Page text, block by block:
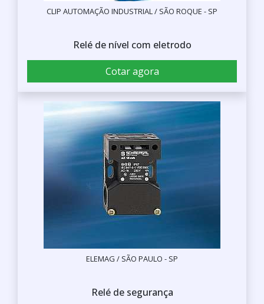
CLIP AUTOMAÇÃO INDUSTRIAL / SÃO ROQUE - SP
Relé de nível com eletrodo
Cotar agora
ELEMAG / SÃO PAULO - SP
Relé de segurança